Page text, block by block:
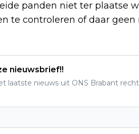
panden niet ter plaatse
te controleren of daar
nieuwsbrief!!
laatste nieuws uit ONS Brabant